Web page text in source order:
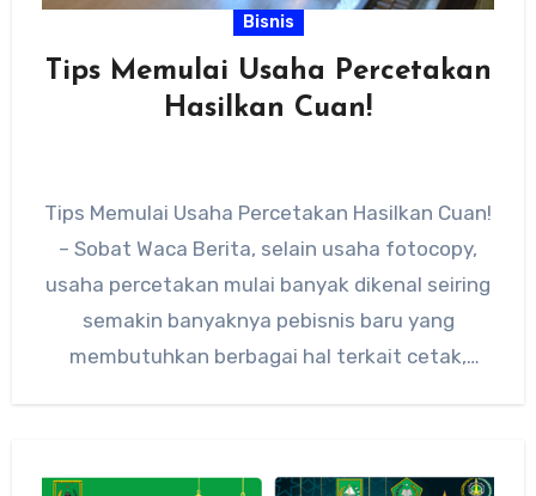
Bisnis
Tips Memulai Usaha Percetakan
Hasilkan Cuan!
Tips Memulai Usaha Percetakan Hasilkan Cuan!
– Sobat Waca Berita, selain usaha fotocopy,
usaha percetakan mulai banyak dikenal seiring
semakin banyaknya pebisnis baru yang
membutuhkan berbagai hal terkait cetak,